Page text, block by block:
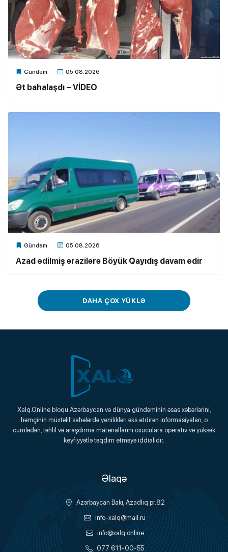
Gündəm 05.08.2026
Xalq.Online
Ət bahalaşdı – VİDEO
Gündəm 05.08.2026
Xalq.Online
Azad edilmiş ərazilərə Böyük Qayıdış davam edir
DAHA ÇOX YÜKLƏ
Xalq.Online
Onlayn Platforma
Xalq.Online bloqu Azərbaycan və dünya gündəminin əsas xəbərlərini,
həmçinin müxtəlif sahələrdə yenilikləri əks etdirən informasiyaları, o
cümlədən, təhlil və araşdırma materiallarını oxuculara operativ və yüksək
keyfiyyətlə təqdim etməyə iddialıdır.
Əlaqə
Azərbaycan Bakı, Azadlıq pr.82
info-xalq@mail.ru
info@xalq.online
077 611-00-55